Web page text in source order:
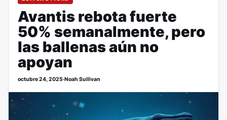
Avantis rebota fuerte
50% semanalmente, pero
las ballenas aún no
apoyan
octubre 24, 2025·Noah Sullivan